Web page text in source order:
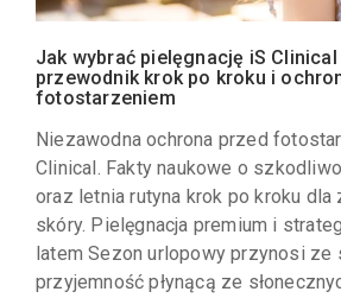
Jak wybrać pielęgnację iS Clinical
przewodnik krok po kroku i
fotostarzeniem
Niezawodna ochrona przed
Clinical. Fakty naukowe o
oraz letnia rutyna krok po kroku dla
skóry. Pielęgnacja premium i
latem Sezon urlopowy przynosi ze
przyjemność płynącą ze